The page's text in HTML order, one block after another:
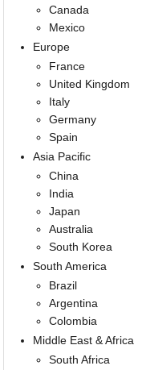
Canada
Mexico
Europe
France
United Kingdom
Italy
Germany
Spain
Asia Pacific
China
India
Japan
Australia
South Korea
South America
Brazil
Argentina
Colombia
Middle East & Africa
South Africa